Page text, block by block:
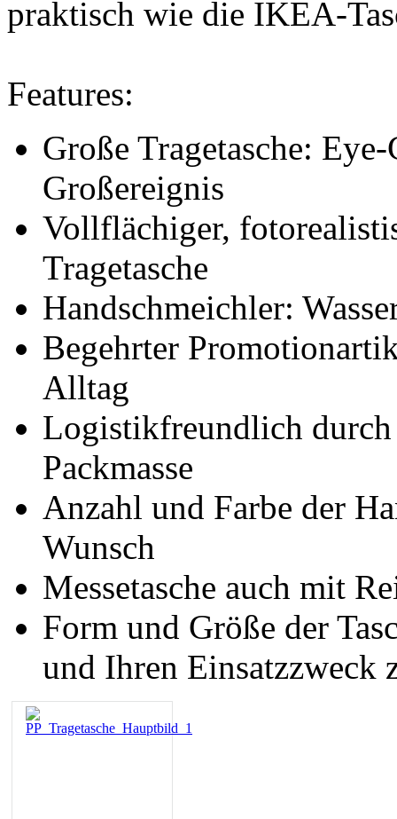
praktisch wie die IKEA-
Features:
Große Tragetasche:
Großereignis
Vollflächiger,
Tragetasche
Handschmeichler:
Begehrter
Alltag
Logistikfreundlich
Packmasse
Anzahl und Farbe der
Wunsch
Messetasche auch mit
Form und Größe der
und Ihren Einsatzzweck